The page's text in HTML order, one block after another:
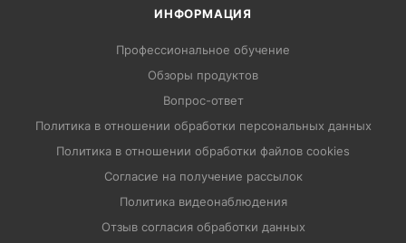
ИНФОРМАЦИЯ
Профессиональное обучение
Обзоры продуктов
Вопрос-ответ
Политика в отношении обработки персональных данных
Политика в отношении обработки файлов cookies
Согласие на получение рассылок
Политика видеонаблюдения
Отзыв согласия обработки данных